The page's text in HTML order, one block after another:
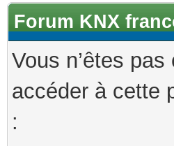
Forum KNX
Vous n’êtes
accéder à cette
: